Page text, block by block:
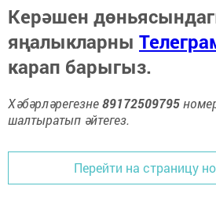
Керәшен
яңалыкларны
карап барыгыз.
Хәбәрләрегезне89172509795
шалтыратып әйтегез.
Перейти на страницу